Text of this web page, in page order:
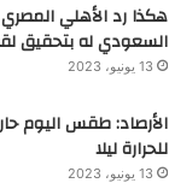
هكذا رد الأهلي
السعودي له بتحقيق
13 يونيو، 2023
الأرصاد: طقس اليوم
للحرارة ليلا
13 يونيو، 2023